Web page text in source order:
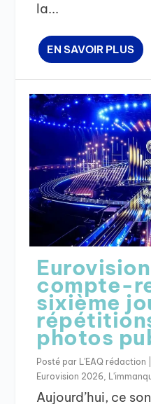
la...
EN SAVOIR PLUS
compte-
sixième
photos
Posté par L'EAQ rédaction
Eurovision 2026,
Aujourd’hui, ce